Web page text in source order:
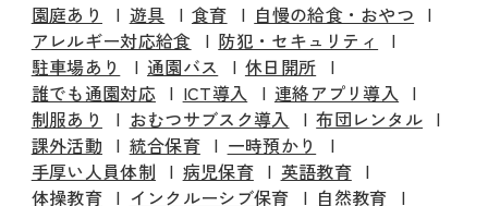
園庭あり 遊具 食育
自慢の給食・おやつ
アレルギー対応給食
防犯・セキュリティ
駐車場あり
通園バス
休日開所
誰でも通園対応
ICT導入
連絡アプリ導入
制服あり
おむつサブスク導入
布団レンタル
課外活動
統合保育
一時預かり
手厚い人員体制
病児保育
英語教育
体操教育
インクルーシブ保育
自然教育